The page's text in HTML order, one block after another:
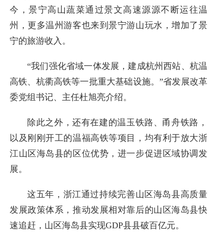
今，景宁高山蔬菜通过景文高速源源不断运往温
州，更多温州游客也来到景宁游山玩水，增加了景
宁的旅游收入。
“我们强化省域一体发展，建成杭州西站、杭温
高铁、杭衢高铁等一批重大基础设施。”省发展改革
委党组书记、主任杜旭亮介绍。
除此之外，还有在建的温玉铁路、甬舟铁路，
以及刚刚开工的温福高铁等项目，均有利于放大浙
江山区海岛县的区位优势，进一步促进区域协调发
展。
这五年，浙江通过持续完善山区海岛县高质量
发展政策体系，推动发展相对靠后的山区海岛县快
速追赶，山区海岛县实现GDP县县破百亿元。